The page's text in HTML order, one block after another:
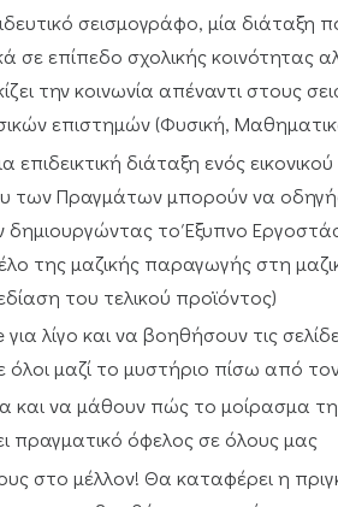
σεισμογράφο, μία διάταξη
σε επίπεδο σχολικής κοινότητας
την κοινωνία απέναντι στους
επιστημών (Φυσική,
διάταξη ενός
των Πραγμάτων μπορούν να
δημιουργώντας το Έξυπνο
της μαζικής παραγωγής στη
του τελικού προϊόντος)
λίγο και να βοηθήσουν τις
μαζί το μυστήριο πίσω από
και να μάθουν πώς το μοίρασμα
πραγματικό όφελος σε όλους μας
στο μέλλον! Θα καταφέρει η